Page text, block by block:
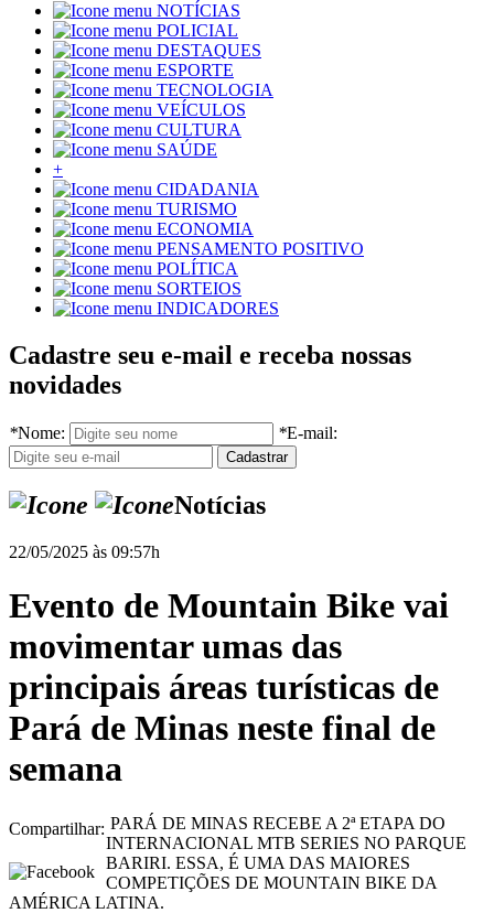
NOTÍCIAS
POLICIAL
DESTAQUES
ESPORTE
TECNOLOGIA
VEÍCULOS
CULTURA
SAÚDE
+
CIDADANIA
TURISMO
ECONOMIA
PENSAMENTO POSITIVO
POLÍTICA
SORTEIOS
INDICADORES
Cadastre seu e-mail e receba nossas
novidades
*Nome: *E-mail:
Notícias
22/05/2025 às 09:57h
Evento de Mountain Bike vai
movimentar umas das
principais áreas turísticas de
Pará de Minas neste final de
semana
Compartilhar: PARÁ DE MINAS RECEBE A 2ª ETAPA DO
INTERNACIONAL MTB SERIES NO PARQUE
BARIRI. ESSA, É UMA DAS MAIORES
COMPETIÇÕES DE MOUNTAIN BIKE DA
AMÉRICA LATINA.